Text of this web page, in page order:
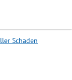
Search
Schaden